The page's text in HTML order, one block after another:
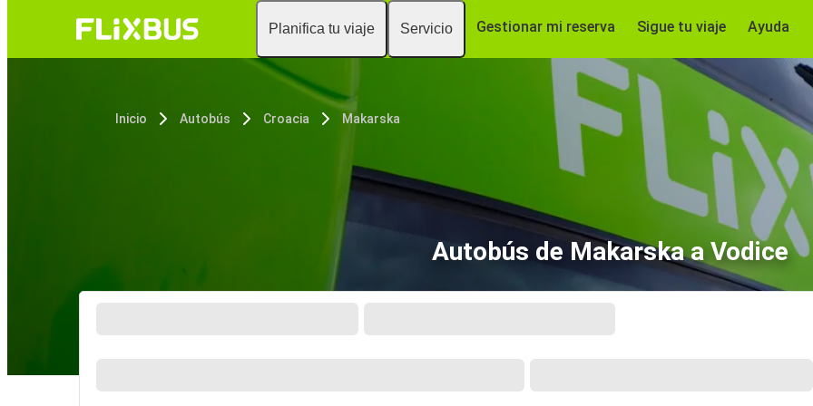
Planifica tu viaje Servicio Gestionar mi reserva Sigue tu viaje Ayuda
Inicio Autobús Croacia Makarska
Autobús de Makarska a Vodice